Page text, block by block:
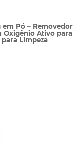
em Pó – Removedor
Oxigênio Ativo para
Limpeza